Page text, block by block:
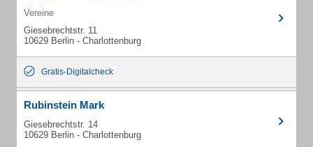
Vereine
Giesebrechtstr. 11
10629 Berlin - Charlottenburg
Gratis-Digitalcheck
Rubinstein Mark
Giesebrechtstr. 14
10629 Berlin - Charlottenburg